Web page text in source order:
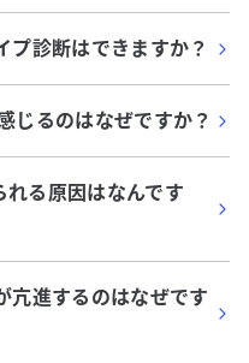
プ診断はできますか？
じるのはなぜですか？
る原因はなんです
亢進するのはなぜです